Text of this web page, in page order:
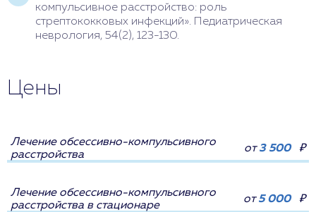
компульсивное расстройство: роль
стрептококковых инфекций». Педиатрическая
неврология, 54(2), 123-130.
Цены
Лечение обсессивно-компульсивного
расстройства
от3 500 ₽
Лечение обсессивно-компульсивного
расстройства в стационаре
от5 000 ₽